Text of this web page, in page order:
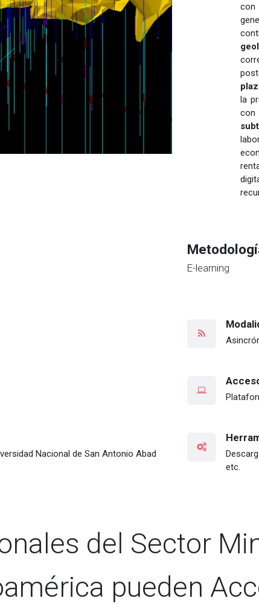
la
Nacional de San Antonio Abad
E-learning
etc.
del Sector
pueden